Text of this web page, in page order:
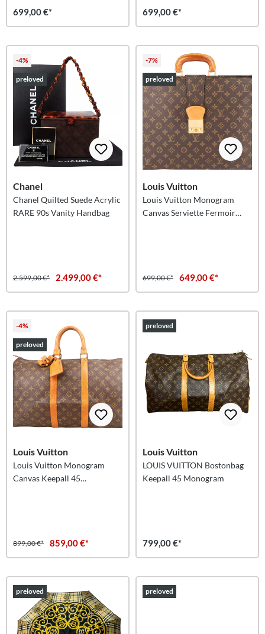
699,00 €* 699,00 €*
-4%
preloved
Chanel
Chanel Quilted Suede Acrylic
RARE 90s Vanity Handbag
2.599,00 €* 2.499,00 €*
-7%
preloved
Louis Vuitton
Louis Vuitton Monogram
Canvas Serviette Fermoir
699,00 €* 649,00 €*
-4%
preloved
Louis Vuitton
Louis Vuitton Monogram
Canvas Keepall 45
899,00 €* 859,00 €*
preloved
Louis Vuitton
LOUIS VUITTON Bostonbag
Keepall 45 Monogram
799,00 €*
preloved preloved